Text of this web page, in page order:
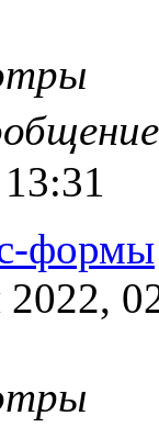
формы
2022,